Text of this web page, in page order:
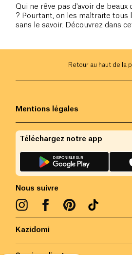
Qui ne rêve pas d'avoir de beaux
? Pourtant, on les maltraite tous
sans le savoir. Découvrez dans
Retour au haut de la
Kazidomi
Mentions légales
Nous suivre
Téléchargez notre app